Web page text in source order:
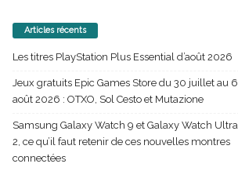
Articles récents
Les titres PlayStation Plus Essential d’août 2026
Jeux gratuits Epic Games Store du 30 juillet au 6
août 2026 : OTXO, Sol Cesto et Mutazione
Samsung Galaxy Watch 9 et Galaxy Watch Ultra
2, ce qu’il faut retenir de ces nouvelles montres
connectées